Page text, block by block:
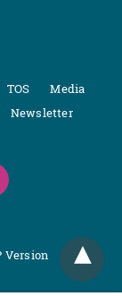
TOS
Media
Newsletter
Version